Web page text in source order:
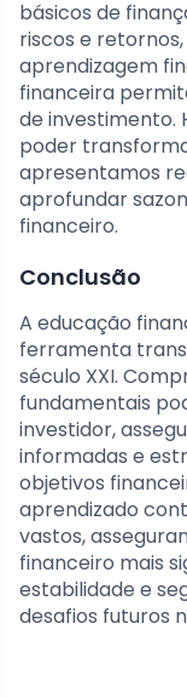
básicos de
riscos e
aprendizagem
financeira
de investimento.
poder
apresentamos
aprofundar
financeiro.
Conclusão
A educação
ferramenta
século XXI.
fundamentais
investidor,
informadas e
objetivos
aprendizado
vastos,
financeiro mais
estabilidade e
desafios futuros